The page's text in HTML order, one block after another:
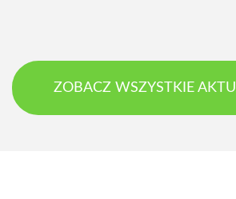
ZOBACZ WSZYSTKIE